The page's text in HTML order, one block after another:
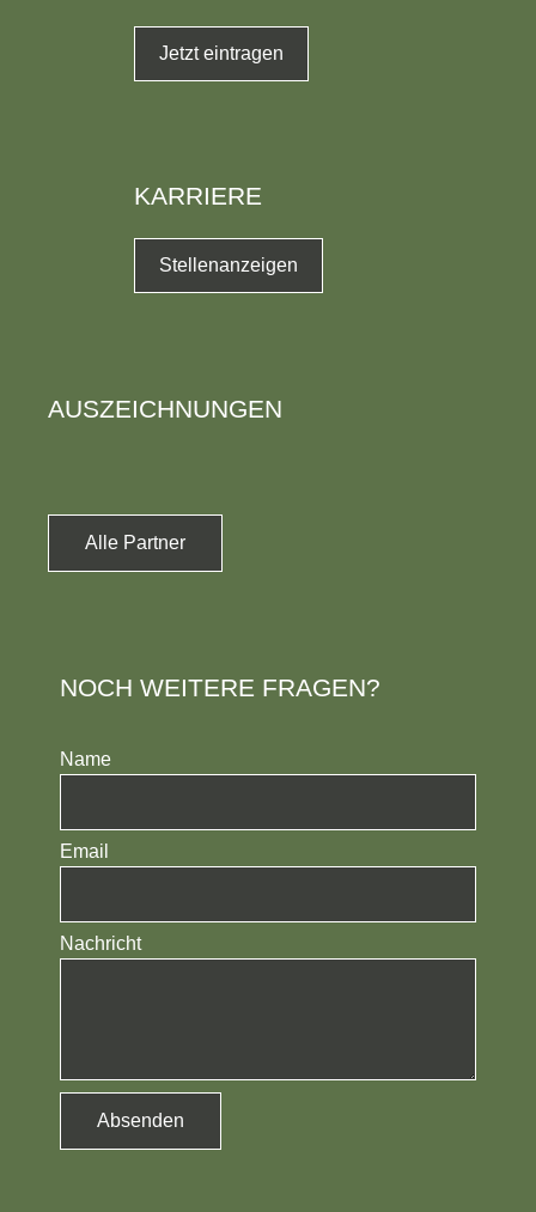
Jetzt eintragen
KARRIERE
Stellenanzeigen
AUSZEICHNUNGEN
Alle Partner
NOCH WEITERE FRAGEN?
Name
Email
Nachricht
Absenden